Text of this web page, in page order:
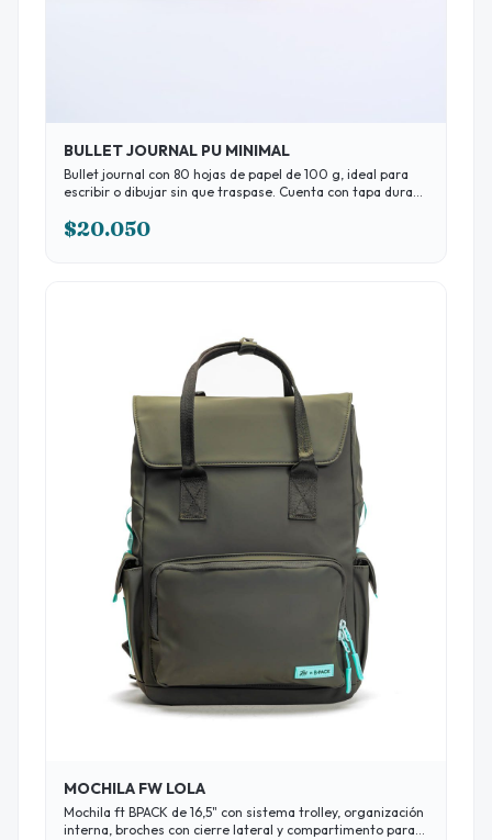
BULLET JOURNAL PU MINIMAL
Bullet journal con 80 hojas de papel de 100 g, ideal para
escribir o dibujar sin que traspase. Cuenta con tapa dura
señaladora,para mantener todo organizado. Hojas
punteadas de papel de 100 g de 14 x 21 cm, ideal para
$20.050
MOCHILA FW LOLA
Mochila ft BPACK de 16,5" con sistema trolley, organización
interna, broches con cierre lateral y compartimento para